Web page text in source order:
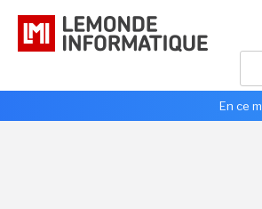
En ce